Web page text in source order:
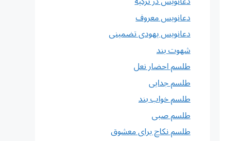
دعانویس معروف
دعانویس یهودی تضمینی
شهوت بند
طلسم احضار نعل
طلسم جدایی
طلسم خواب بند
طلسم صبی
طلسم نکاح برای معشوق